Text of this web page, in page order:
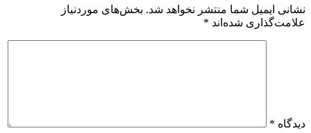
نشانی ایمیل شما منتشر نخواهد شد. بخش‌های موردنیاز
علامت‌گذاری شده‌اند *
دیدگاه *